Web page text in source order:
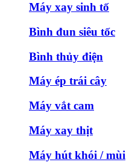
Máy xay sinh tố
Bình đun siêu tốc
Bình thủy điện
Máy ép trái cây
Máy vắt cam
Máy xay thịt
Máy hút khói / mùi